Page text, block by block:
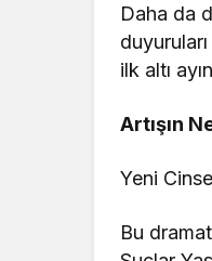
Daha da
ilk altı
Artışın
Yeni
Bu